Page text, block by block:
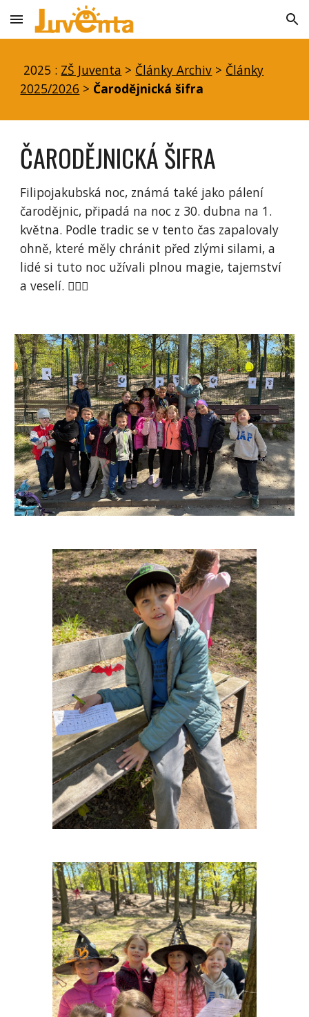
Skip to main content Skip to navigation
2025 : ZŠ Juventa > Články Archiv > Články
2025/2026 > Čarodějnická šifra
ČARODĚJNICKÁ ŠIFRA
Filipojakubská noc, známá také jako pálení
čarodějnic, připadá na noc z 30. dubna na 1.
května. Podle tradic se v tento čas zapalovaly
ohně, které měly chránit před zlými silami, a
lidé si tuto noc užívali plnou magie, tajemství
a veselí. 🧙‍♀️✨